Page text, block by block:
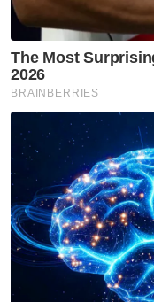
daripada parti
bertanding
parti itu lebih
daripada
Artikel
Tarikh RXZ
mengundi PRN
PRN: Ketua AMK
calon
Chegubard
"Kita
termasuk